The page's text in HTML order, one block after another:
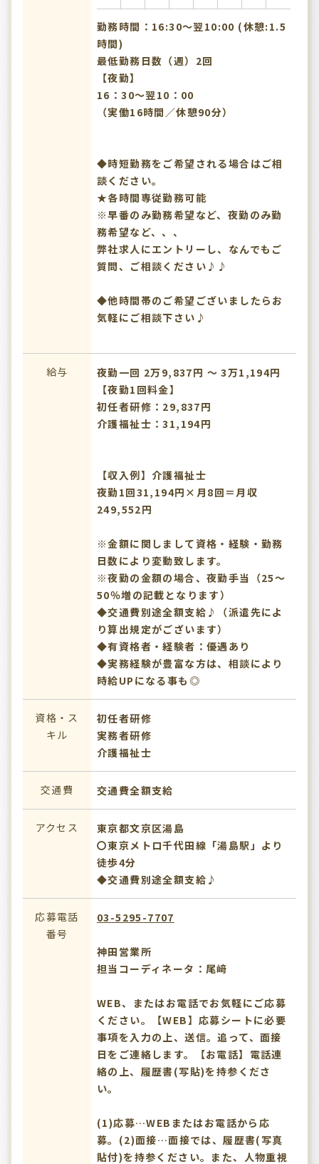
勤務時間：16:30〜翌10:00 (休憩:1.5
時間)
最低勤務日数（週）2回
【夜勤】
16：30～翌10：00
（実働16時間／休憩90分）
◆時短勤務をご希望される場合はご相
談ください。
★各時間専従勤務可能
※早番のみ勤務希望など、夜勤のみ勤
務希望など、、、
弊社求人にエントリーし、なんでもご
質問、ご相談ください♪♪
◆他時間帯のご希望ございましたらお
気軽にご相談下さい♪
給与
夜勤一回 2万9,837円 〜 3万1,194円
【夜勤1回料金】
初任者研修：29,837円
介護福祉士：31,194円
【収入例】介護福祉士
夜勤1回31,194円×月8回＝月収
249,552円
※金額に関しまして資格・経験・勤務
日数により変動致します。
※夜勤の金額の場合、夜勤手当（25～
50％増の記載となります）
◆交通費別途全額支給♪（派遣先によ
り算出規定がございます）
◆有資格者・経験者：優遇あり
◆実務経験が豊富な方は、相談により
時給UPになる事も◎
資格・ス
キル
初任者研修
実務者研修
介護福祉士
交通費 交通費全額支給
アクセス
東京都文京区湯島
〇東京メトロ千代田線「湯島駅」より
徒歩4分
◆交通費別途全額支給♪
応募電話
番号
03-5295-7707
神田営業所
担当コーディネータ：尾﨑
WEB、またはお電話でお気軽にご応募
ください。【WEB】応募シートに必要
事項を入力の上、送信。追って、面接
日をご連絡します。【お電話】電話連
絡の上、履歴書(写貼)を持参くださ
い。
(1)応募…WEBまたはお電話から応
募。(2)面接…面接では、履歴書(写真
貼付)を持参ください。また、人物重視